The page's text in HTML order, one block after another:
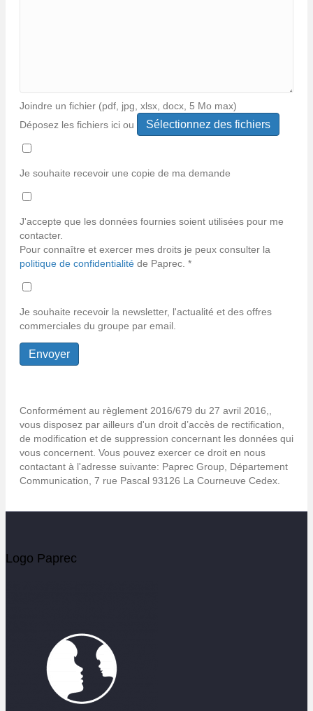
Joindre un fichier (pdf, jpg, xlsx, docx, 5 Mo max)
Déposez les fichiers ici ou
Types
de
fichiers
pdf,
jpeg,
xlsx,
docx.
Je souhaite recevoir une copie de ma demande
J'accepte que les données fournies soient utilisées pour me
contacter.
Pour connaître et exercer mes droits je peux consulter la
politique de confidentialité de Paprec. *
Je souhaite recevoir la newsletter, l'actualité et des offres
commerciales du groupe par email.
Conformément au règlement 2016/679 du 27 avril 2016,,
vous disposez par ailleurs d'un droit d’accès de rectification,
de modification et de suppression concernant les données qui
vous concernent. Vous pouvez exercer ce droit en nous
contactant à l'adresse suivante: Paprec Group, Département
Communication, 7 rue Pascal 93126 La Courneuve Cedex.
Logo Paprec